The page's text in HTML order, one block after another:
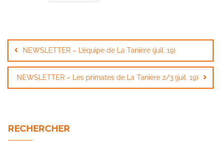
de
l’article
NEWSLETTER – L’équipe de La Tanière (juil. 19)
NEWSLETTER – Les primates de La Tanière 2/3 (juil. 19)
RECHERCHER